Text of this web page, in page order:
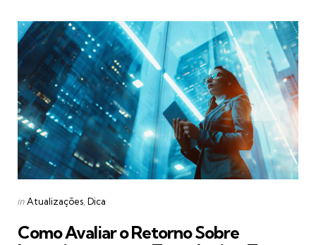
Categories
Posted
inAtualizações Dica
Como Avaliar o Retorno Sobre